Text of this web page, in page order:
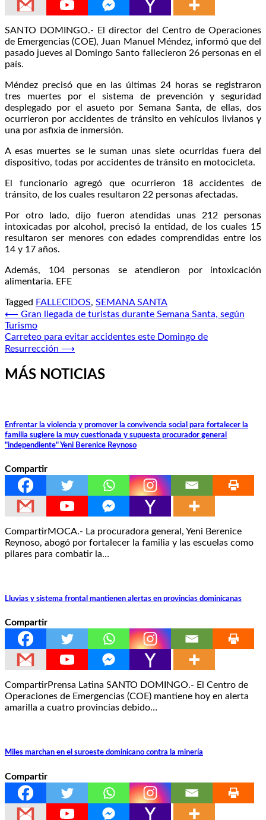
SANTO DOMINGO.- El director del Centro de Operaciones
de Emergencias (COE), Juan Manuel Méndez, informó que del
pasado jueves al Domingo Santo fallecieron 26 personas en el
país.
Méndez precisó que en las últimas 24 horas se registraron
tres muertes por el sistema de prevención y seguridad
desplegado por el asueto por Semana Santa, de ellas, dos
ocurrieron por accidentes de tránsito en vehículos livianos y
una por asfixia de inmersión.
A esas muertes se le suman unas siete ocurridas fuera del
dispositivo, todas por accidentes de tránsito en motocicleta.
El funcionario agregó que ocurrieron 18 accidentes de
tránsito, de los cuales resultaron 22 personas afectadas.
Por otro lado, dijo fueron atendidas unas 212 personas
intoxicadas por alcohol, precisó la entidad, de los cuales 15
resultaron ser menores con edades comprendidas entre los
14 y 17 años.
Además, 104 personas se atendieron por intoxicación
alimentaria. EFE
Tagged FALLECIDOS, SEMANA SANTA
Navegación
de
entradas
⟵ Gran llegada de turistas durante Semana Santa, según
Turismo
Carreteo para evitar accidentes este Domingo de
Resurrección ⟶
MÁS NOTICIAS
Enfrentar la violencia y promover la convivencia social para fortalecer la
familia sugiere la muy cuestionada y supuesta procurador general
"independiente" Yeni Berenice Reynoso
Compartir
CompartirMOCA.- La procuradora general, Yeni Berenice
Reynoso, abogó por fortalecer la familia y las escuelas como
pilares para combatir la…
Lluvias y sistema frontal mantienen alertas en provincias dominicanas
Compartir
CompartirPrensa Latina SANTO DOMINGO.- El Centro de
Operaciones de Emergencias (COE) mantiene hoy en alerta
amarilla a cuatro provincias debido…
Miles marchan en el suroeste dominicano contra la minería
Compartir